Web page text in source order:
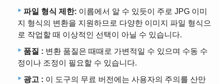
파일 형식 제한: 이름에서 알 수 있듯이 주로 JPG 이미
지 형식의 변환을 지원하므로 다양한 이미지 파일 형식으
로 작업할 때 이상적인 선택이 아닐 수 있습니다.
품질 : 변환 품질은 때때로 가변적일 수 있으며 수동 수
정이나 조정이 필요할 수 있습니다.
광고 : 이 도구의 무료 버전에는 사용자의 주의를 산만